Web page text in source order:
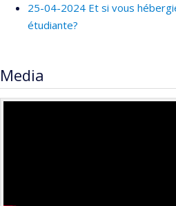
25-04-2024 Et si vous
étudiante?
Media